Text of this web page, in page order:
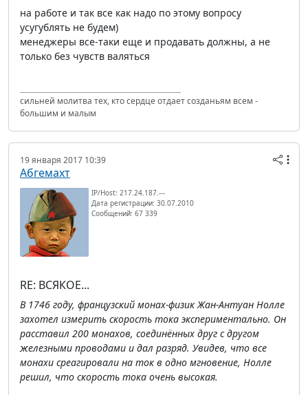
на работе и так все как надо по этому вопросу
усугублять не будем)
менеджеры все-таки еще и продавать должны, а не
только без чувств валяться
сильней молитва тех, кто сердце отдает созданьям всем -
большим и малым
19 января 2017 10:39
Абгемахт
IP/Host: 217.24.187.---
Дата регистрации: 30.07.2010
Сообщений: 67 339
RE: ВСЯКОЕ...
В 1746 году, французский монах-физик Жан-Антуан Нолле
захотел измерить скорость тока экспериментально. Он
расставил 200 монахов, соединённых друг с другом
железными проводами и дал разряд. Увидев, что все
монахи среагировали на ток в одно мгновение, Нолле
решил, что скорость тока очень высокая.